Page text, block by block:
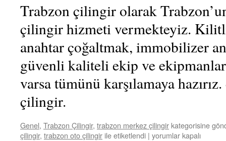
Trabzon çilingir olarak
çilingir hizmeti vermekteyiz. Kilitli
anahtar çoğaltmak, immobilizer
güvenli kaliteli ekip ve
varsa tümünü karşılamaya
çilingir.
Genel, Trabzon Çilingir, trabzon merkez çilingir kategorisine
çilingir, trabzon oto çilingir ile etiketlendi | Beşirli
yorumlar kapalı